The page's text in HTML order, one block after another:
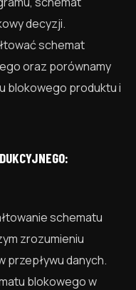
decyzji.
schemat
oraz porównamy
blokowego produktu i
schematu
zrozumieniu
przepływu danych.
blokowego w